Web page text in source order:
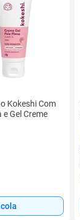
Kokeshi Com
Gel Creme